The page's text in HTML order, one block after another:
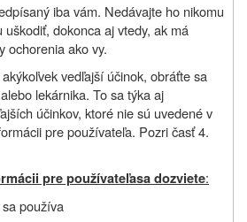
iba vám. Nedávajte ho nikomu
uškodiť, dokonca aj vtedy, ak má
ochorenia ako vy.
vedľajší účinok, obráťte sa
lekárnika. To sa týka aj
účinkov, ktoré nie sú uvedené v
pre používateľa. Pozri časť 4.
pre používateľasa dozviete:
používa